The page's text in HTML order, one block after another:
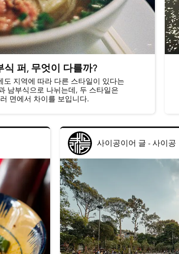
퍼, 무엇이 다를까?
지역에 따라 다른 스타일이 있다는
남부식으로 나뉘는데, 두 스타일은
면에서 차이를 보입니다.
사이공이어 글 -사이공